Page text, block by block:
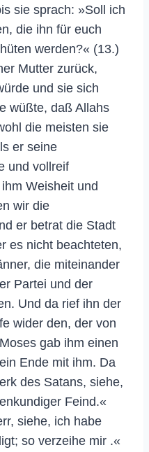
sie sprach: »Soll ich
die ihn für euch
werden?« (13.)
Mutter zurück,
und sie sich
wüßte, daß Allahs
die meisten sie
er seine
und vollreif
Weisheit und
wir die
er betrat die Stadt
es nicht beachteten,
die miteinander
Partei und der
Und da rief ihn der
wider den, der von
gab ihm einen
Ende mit ihm. Da
des Satans, siehe,
Feind.«
siehe, ich habe
so verzeihe mir .«